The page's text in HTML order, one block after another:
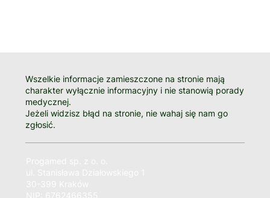
Wszelkie informacje zamieszczone na stronie mają
charakter wyłącznie informacyjny i nie stanowią porady
medycznej.
Jeżeli widzisz błąd na stronie, nie wahaj się nam go
zgłosić.